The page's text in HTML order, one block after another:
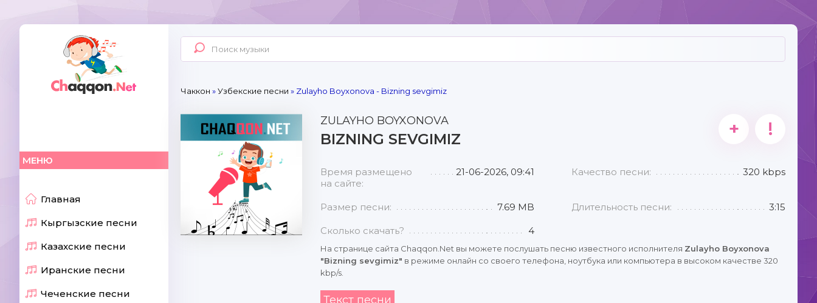
МЕНЮ
Главная
Кыргызские песни
Казахские песни
Иранские песни
Чеченские песни
Чаккон »Узбекские песни » Zulayho Boyxonova - Bizning sevgimiz
ZULAYHO BOYXONOVA
BIZNING SEVGIMIZ + !
Время размещено
на сайте:
21-06-2026, 09:41 Качество песни: 320 kbps
Размер песни: 7.69 MB Длительность песни: 3:15
Сколько скачать? 4
На странице сайта Chaqqon.Net вы можете послушать песню известного исполнителя Zulayho Boyxonova
"Bizning sevgimiz" в режиме онлайн со своего телефона, ноутбука или компьютера в высоком качестве 320
kbp/s.
Текст песни